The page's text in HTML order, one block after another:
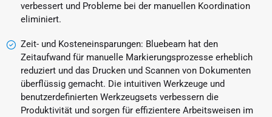
verbessert und Probleme bei der manuellen Koordination
eliminiert.
Zeit- und Kosteneinsparungen: Bluebeam hat den
Zeitaufwand für manuelle Markierungsprozesse erheblich
reduziert und das Drucken und Scannen von Dokumenten
überflüssig gemacht. Die intuitiven Werkzeuge und
benutzerdefinierten Werkzeugsets verbessern die
Produktivität und sorgen für effizientere Arbeitsweisen im